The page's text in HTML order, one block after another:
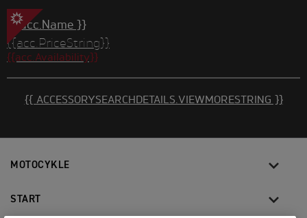
{{ acc.Name }}
{{acc.PriceString}}
{{acc.Availability}}
{{ ACCESSORYSEARCHDETAILS.VIEWMORESTRING }}
MOTOCYKLE
START